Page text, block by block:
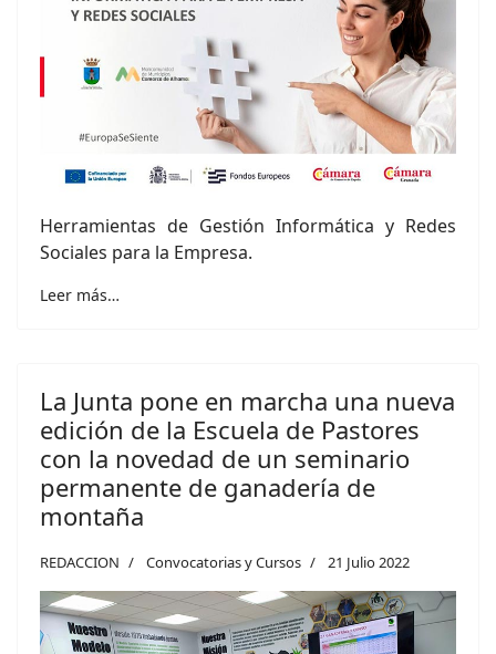
Herramientas de Gestión Informática y Redes
Sociales para la Empresa.
Leer más…
La Junta pone en marcha una nueva
edición de la Escuela de Pastores
con la novedad de un seminario
permanente de ganadería de
montaña
REDACCION Convocatorias y Cursos 21 Julio 2022